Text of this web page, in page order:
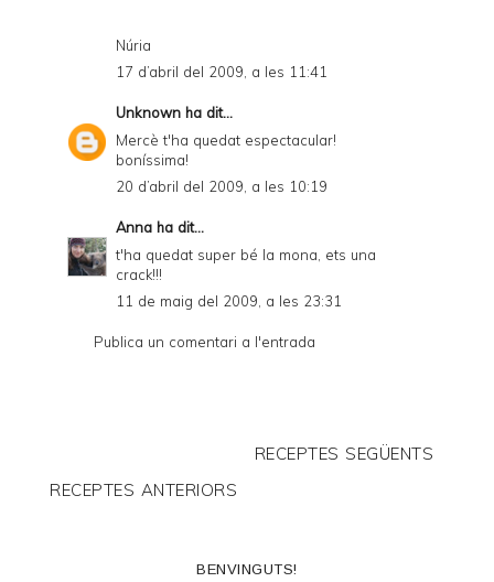
Núria
17 d’abril del 2009, a les 11:41
Unknown ha dit...
Mercè t'ha quedat espectacular!
boníssima!
20 d’abril del 2009, a les 10:19
Anna ha dit...
t'ha quedat super bé la mona, ets una
crack!!!
11 de maig del 2009, a les 23:31
Publica un comentari a l'entrada
RECEPTES SEGÜENTS
RECEPTES ANTERIORS
BENVINGUTS!